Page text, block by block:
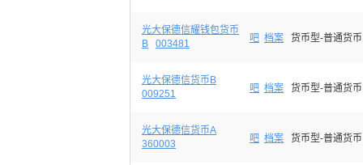
光大保德信耀钱包货币
B
003481 吧 档案 货币型-普通货币
光大保德信货币B
009251
吧 档案 货币型-普通货币
光大保德信货币A
360003
吧 档案 货币型-普通货币